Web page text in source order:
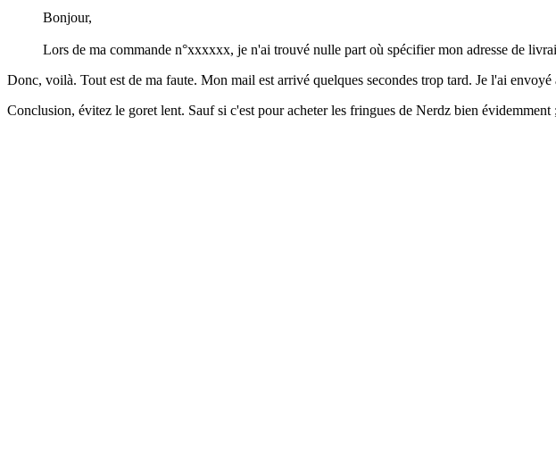
Bonjour,
Lors de ma commande n°xxxxxx, je n'ai trouvé nulle part où spécifier mon adresse de
Donc, voilà. Tout est de ma faute. Mon mail est arrivé quelques secondes trop tard. Je l'ai
Conclusion, évitez le goret lent. Sauf si c'est pour acheter les fringues de Nerdz bien évidemment